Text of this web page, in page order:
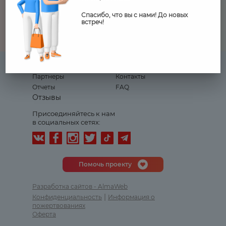
Онлайн вебинар
Партнеры
Контакты
Отчеты
FAQ
Отзывы
Присоединяйтесь к нам
в социальных сетях:
Помочь проекту
Разработка сайтов - AlmaWeb
Конфиденциальность | Информация о
пожертвованиях
Оферта
Спасибо, что вы с нами! До новых
встреч!